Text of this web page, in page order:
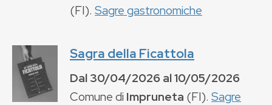
(FI). Sagre gastronomiche
Sagra della Ficattola
Dal30/04/2026al10/05/2026
Comune di Impruneta (FI). Sagre